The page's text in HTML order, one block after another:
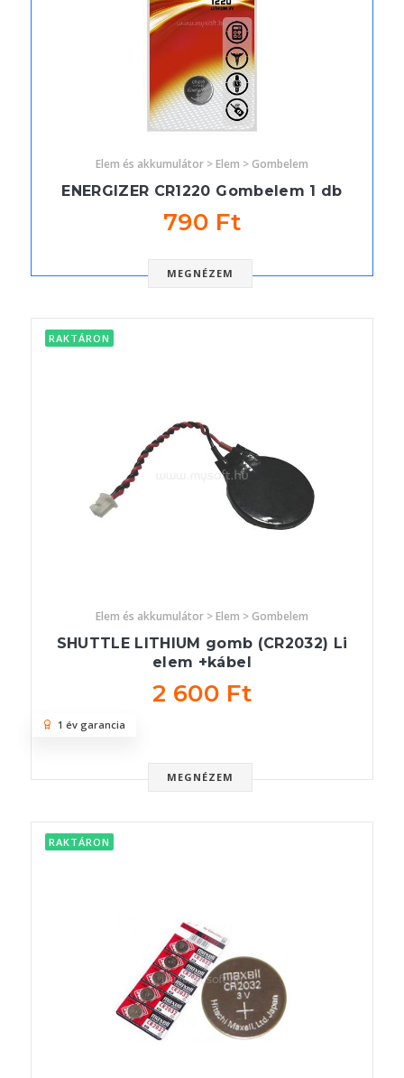
Elem és akkumulátor > Elem > Gombelem
ENERGIZER CR1220 Gombelem 1 db
790 Ft
MEGNÉZEM
RAKTÁRON
Elem és akkumulátor > Elem > Gombelem
SHUTTLE LITHIUM gomb (CR2032) Li
elem +kábel
2 600 Ft
MEGNÉZEM
1 év garancia
RAKTÁRON